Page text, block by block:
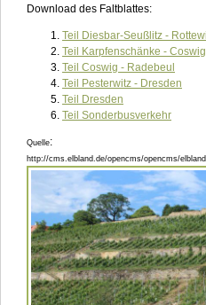
Download des Faltblattes:
Teil Diesbar-Seußlitz -
Teil Karpfenschänke - Coswig
Teil Coswig - Radebeul
Teil Pesterwitz - Dresden
Teil Dresden
Teil Sonderbusverkehr
Quelle:
http://cms.elbland.de/opencms/opencms/